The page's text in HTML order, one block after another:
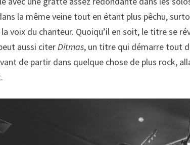
la même veine tout en étant plus pêchu,
voix du chanteur. Quoiqu’il en soit, le titre se
aussi citerDitmas, un titre qui démarre tout
de partir dans quelque chose de plus rock,